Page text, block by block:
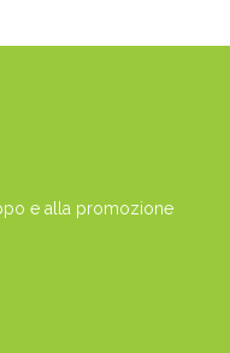
e alla promozione